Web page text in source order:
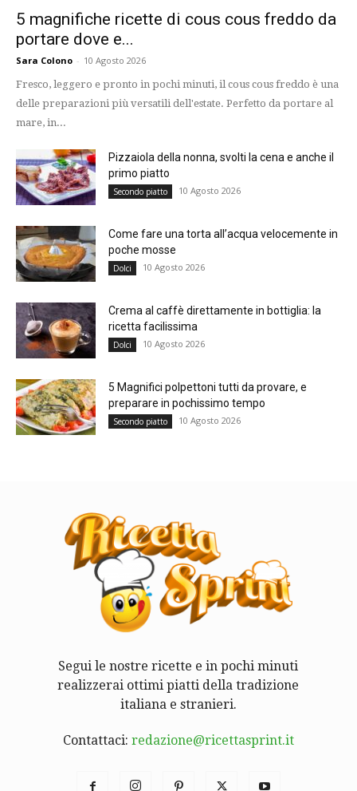
5 magnifiche ricette di cous cous freddo da
portare dove e...
Sara Colono - 10 Agosto 2026
Fresco, leggero e pronto in pochi minuti, il cous cous freddo è una
delle preparazioni più versatili dell'estate. Perfetto da portare al
mare, in...
Pizzaiola della nonna, svolti la cena e anche il
primo piatto
Secondo piatto 10 Agosto 2026
Come fare una torta all’acqua velocemente in
poche mosse
Dolci 10 Agosto 2026
Crema al caffè direttamente in bottiglia: la
ricetta facilissima
Dolci 10 Agosto 2026
5 Magnifici polpettoni tutti da provare, e
preparare in pochissimo tempo
Secondo piatto 10 Agosto 2026
Segui le nostre ricette e in pochi minuti
realizzerai ottimi piatti della tradizione
italiana e stranieri.
Contattaci: redazione@ricettasprint.it